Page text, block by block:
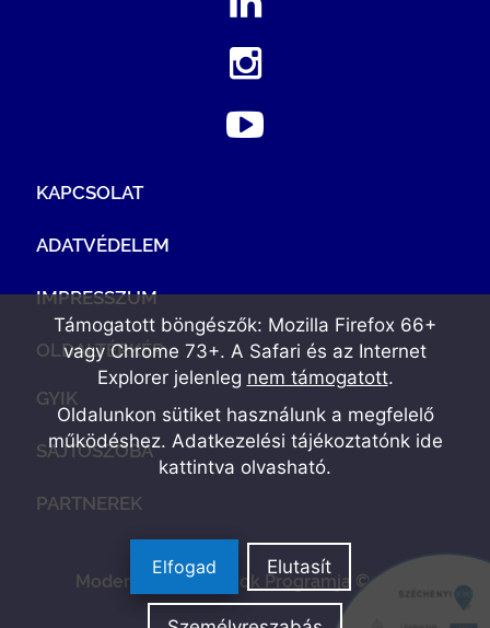
KAPCSOLAT
ADATVÉDELEM
IMPRESSZUM
OLDALTÉRKÉP
GYIK
SAJTÓSZOBA
PARTNEREK
Modern Vállalkozások Programja © 2022
Támogatott böngészők: Mozilla Firefox 66+
vagy Chrome 73+. A Safari és az Internet
Explorer jelenleg nem támogatott.
Oldalunkon sütiket használunk a megfelelő
működéshez. Adatkezelési tájékoztatónk ide
kattintva olvasható.
Elfogad Elutasít